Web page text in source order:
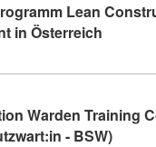
Lean
in Österreich
Warden Training
- BSW)